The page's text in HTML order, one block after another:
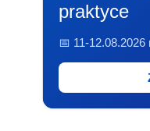
praktyce
📅 11-12.08.2026